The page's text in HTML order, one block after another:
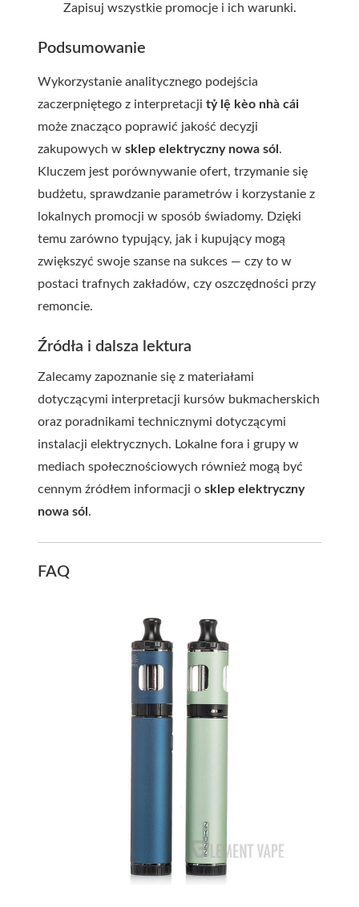
Zapisuj wszystkie promocje i ich warunki.
Podsumowanie
Wykorzystanie analitycznego podejścia
zaczerpniętego z interpretacji tỷ lệ kèo nhà cái
może znacząco poprawić jakość decyzji
zakupowych w sklep elektryczny nowa sól .
Kluczem jest porównywanie ofert, trzymanie się
budżetu, sprawdzanie parametrów i korzystanie z
lokalnych promocji w sposób świadomy. Dzięki
temu zarówno typujący, jak i kupujący mogą
zwiększyć swoje szanse na sukces — czy to w
postaci trafnych zakładów, czy oszczędności przy
remoncie.
Źródła i dalsza lektura
Zalecamy zapoznanie się z materiałami
dotyczącymi interpretacji kursów bukmacherskich
oraz poradnikami technicznymi dotyczącymi
instalacji elektrycznych. Lokalne fora i grupy w
mediach społecznościowych również mogą być
cennym źródłem informacji o sklep elektryczny
nowa sól .
FAQ